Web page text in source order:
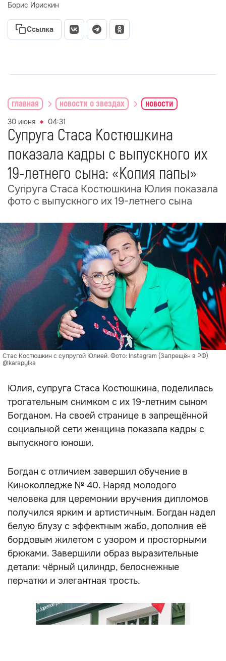
Борис Ирискин
Ссылка
главная новости о звездах новости
30 июня 04:31
Супруга Стаса Костюшкина
показала кадры с выпускного их
19-летнего сына: «Копия папы»
Супруга Стаса Костюшкина Юлия показала
фото с выпускного их 19-летнего сына
Стас Костюшкин с супругой Юлией. Фото: Instagram (Запрещён в РФ)
@karapylka
Юлия, супруга Стаса Костюшкина, поделилась
трогательным снимком с их 19-летним сыном
Богданом. На своей странице в запрещённой
социальной сети женщина показала кадры с
выпускного юноши.
Богдан с отличием завершил обучение в
Киноколледже № 40. Наряд молодого
человека для церемонии вручения дипломов
получился ярким и артистичным. Богдан надел
белую блузу с эффектным жабо, дополнив её
бордовым жилетом с узором и просторными
брюками. Завершили образ выразительные
детали: чёрный цилиндр, белоснежные
перчатки и элегантная трость.